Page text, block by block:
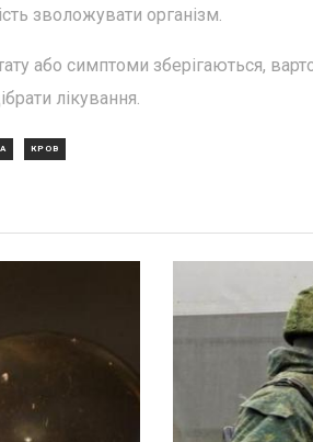
зволожувати організм.
або симптоми зберігаються,
лікування.
КРОВ